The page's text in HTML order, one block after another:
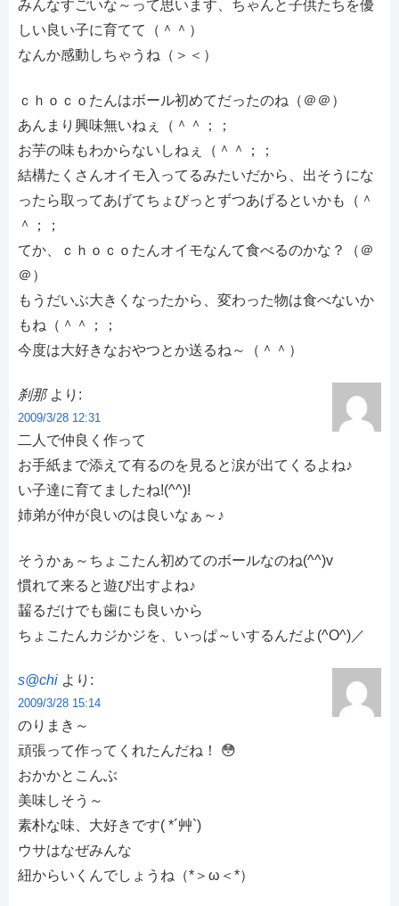
みんなすごいな～って思います、ちゃんと子供たちを優
しい良い子に育てて（＾＾）
なんか感動しちゃうね（＞＜）
ｃｈｏｃｏたんはボール初めてだったのね（＠＠）
あんまり興味無いねぇ（＾＾；；
お芋の味もわからないしねぇ（＾＾；；
結構たくさんオイモ入ってるみたいだから、出そうにな
ったら取ってあげてちょびっとずつあげるといかも（＾
＾；；
てか、ｃｈｏｃｏたんオイモなんて食べるのかな？（＠
＠）
もうだいぶ大きくなったから、変わった物は食べないか
もね（＾＾；；
今度は大好きなおやつとか送るね～（＾＾）
刹那 より:
2009/3/28 12:31
二人で仲良く作って
お手紙まで添えて有るのを見ると涙が出てくるよね♪
い子達に育てましたね!(^^)!
姉弟が仲が良いのは良いなぁ～♪
そうかぁ～ちょこたん初めてのボールなのね(^^)v
慣れて来ると遊び出すよね♪
齧るだけでも歯にも良いから
ちょこたんカジかジを、いっぱ～いするんだよ(^O^)／
s@chi より:
2009/3/28 15:14
のりまき～
頑張って作ってくれたんだね！ 😳
おかかとこんぶ
美味しそう～
素朴な味、大好きです( *´艸`)
ウサはなぜみんな
紐からいくんでしょうね（*＞ω＜*）